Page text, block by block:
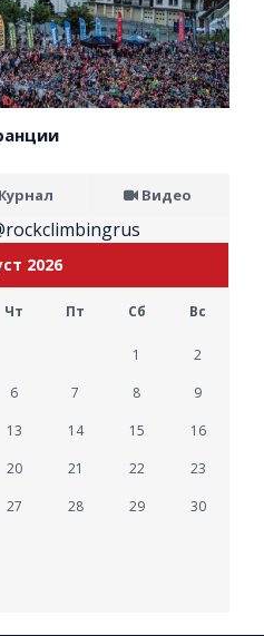
Видео
2026
Чт Пт Сб Вс
1
2
6 7 8
9
13 14 15
16
20 21 22
23
27 28 29
30